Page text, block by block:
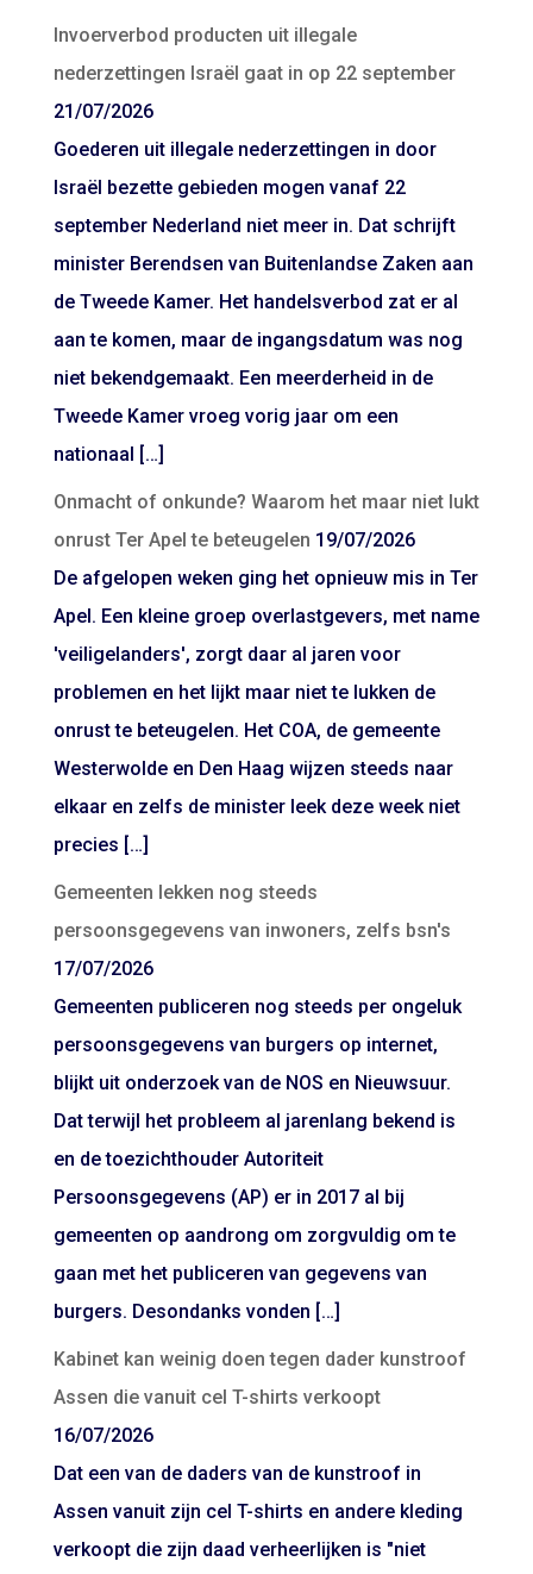
Invoerverbod producten uit illegale
nederzettingen Israël gaat in op 22 september
21/07/2026
Goederen uit illegale nederzettingen in door
Israël bezette gebieden mogen vanaf 22
september Nederland niet meer in. Dat schrijft
minister Berendsen van Buitenlandse Zaken aan
de Tweede Kamer. Het handelsverbod zat er al
aan te komen, maar de ingangsdatum was nog
niet bekendgemaakt. Een meerderheid in de
Tweede Kamer vroeg vorig jaar om een
nationaal […]
Onmacht of onkunde? Waarom het maar niet lukt
onrust Ter Apel te beteugelen 19/07/2026
De afgelopen weken ging het opnieuw mis in Ter
Apel. Een kleine groep overlastgevers, met name
'veiligelanders', zorgt daar al jaren voor
problemen en het lijkt maar niet te lukken de
onrust te beteugelen. Het COA, de gemeente
Westerwolde en Den Haag wijzen steeds naar
elkaar en zelfs de minister leek deze week niet
precies […]
Gemeenten lekken nog steeds
persoonsgegevens van inwoners, zelfs bsn's
17/07/2026
Gemeenten publiceren nog steeds per ongeluk
persoonsgegevens van burgers op internet,
blijkt uit onderzoek van de NOS en Nieuwsuur.
Dat terwijl het probleem al jarenlang bekend is
en de toezichthouder Autoriteit
Persoonsgegevens (AP) er in 2017 al bij
gemeenten op aandrong om zorgvuldig om te
gaan met het publiceren van gegevens van
burgers. Desondanks vonden […]
Kabinet kan weinig doen tegen dader kunstroof
Assen die vanuit cel T-shirts verkoopt
16/07/2026
Dat een van de daders van de kunstroof in
Assen vanuit zijn cel T-shirts en andere kleding
verkoopt die zijn daad verheerlijken is "niet